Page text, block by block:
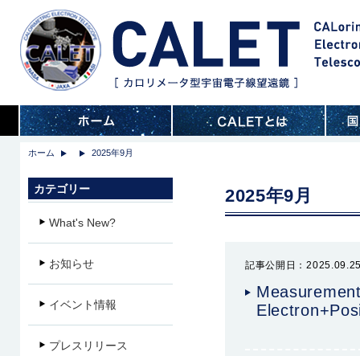
ホーム 2025年9月
2025年9月
記事公開日：
カテゴリー
What's New?
お知らせ
イベント情報
プレスリリース